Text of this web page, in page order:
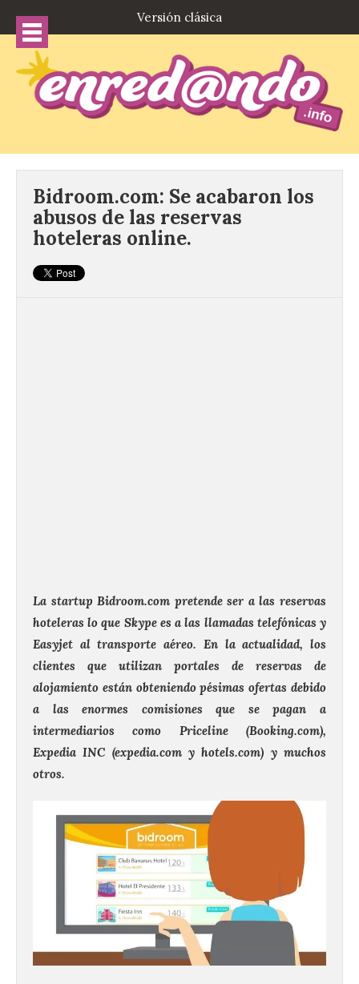
Versión clásica
Bidroom.com: Se acabaron los
abusos de las reservas
hoteleras online.
La startup Bidroom.com pretende ser a las reservas
hoteleras lo que Skype es a las llamadas telefónicas y
Easyjet al transporte aéreo. En la actualidad, los
clientes que utilizan portales de reservas de
alojamiento están obteniendo pésimas ofertas debido
a las enormes comisiones que se pagan a
intermediarios como Priceline (Booking.com),
Expedia INC (expedia.com y hotels.com) y muchos
otros.